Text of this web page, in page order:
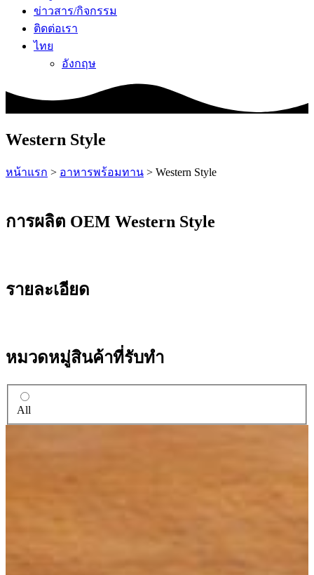
ข่าวสาร/กิจกรรม
ติดต่อเรา
ไทย
อังกฤษ
Western Style
หน้าแรก > อาหารพร้อมทาน > Western Style
การผลิต OEM Western Style
รายละเอียด
หมวดหมู่สินค้าที่รับทำ
All